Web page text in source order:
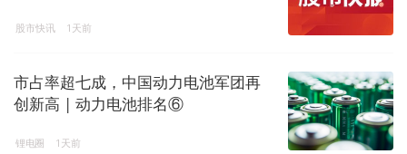
股市快讯 1天前
市占率超七成，中国动力电池军团再
创新高 | 动力电池排名⑥
锂电圈 1天前